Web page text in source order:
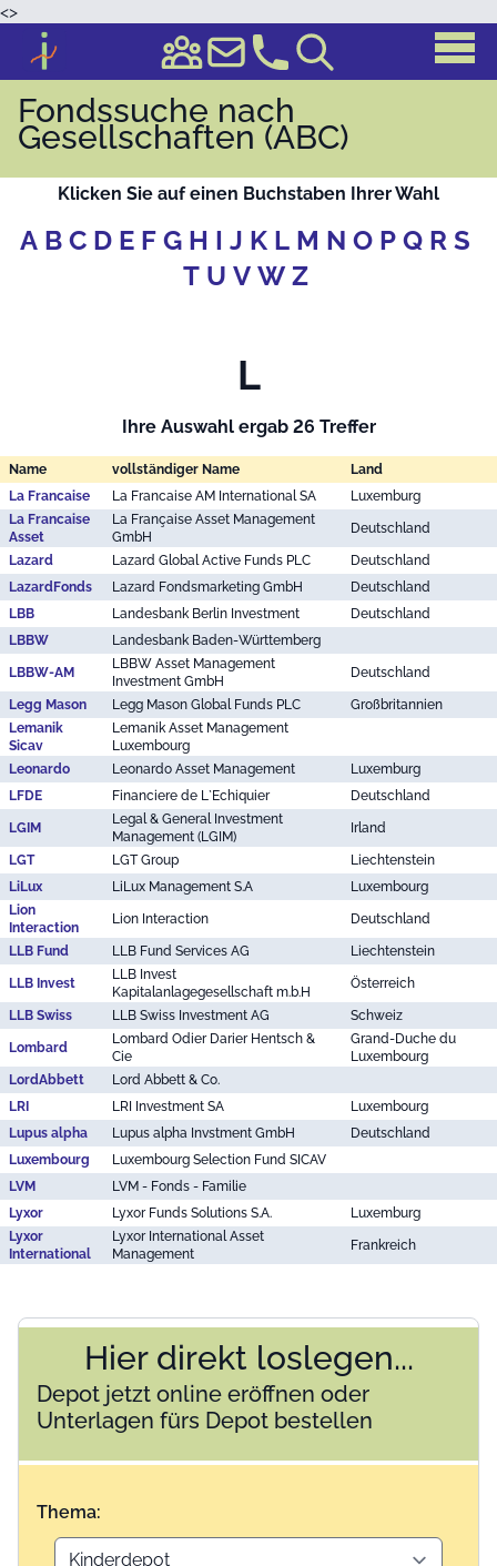
<>
Fondssuche nach
Gesellschaften (ABC)
Klicken Sie auf einen Buchstaben Ihrer Wahl
A B C D E F G H I J K L M N O P Q R S
T U V W Z
L
Ihre Auswahl ergab 26 Treffer
Name vollständiger Name
Land
La Francaise
La Francaise AM International SA
Luxemburg
La Francaise
Asset
La Française Asset Management
GmbH
Deutschland
Lazard Lazard Global Active Funds PLC
Deutschland
LazardFonds
Lazard Fondsmarketing GmbH
Deutschland
LBB
Landesbank Berlin Investment
Deutschland
LBBW
Landesbank Baden-Württemberg
LBBW-AM
LBBW Asset Management
Investment GmbH
Deutschland
Legg Mason Legg Mason Global Funds PLC
Großbritannien
Lemanik
Sicav
Lemanik Asset Management
Luxembourg
Leonardo
Leonardo Asset Management
Luxemburg
LFDE
Financiere de L`Echiquier Deutschland
LGIM
Legal & General Investment
Management (LGIM)
Irland
LGT LGT Group
Liechtenstein
LiLux
LiLux Management S.A
Luxembourg
Lion
Interaction
Lion Interaction Deutschland
LLB Fund LLB Fund Services AG Liechtenstein
LLB Invest
LLB Invest
Kapitalanlagegesellschaft m.b.H
Österreich
LLB Swiss LLB Swiss Investment AG Schweiz
Lombard
Lombard Odier Darier Hentsch &
Cie
Grand-Duche du
Luxembourg
LordAbbett
Lord Abbett & Co.
LRI
LRI Investment SA
Luxembourg
Lupus alpha
Lupus alpha Invstment GmbH
Deutschland
Luxembourg
Luxembourg Selection Fund SICAV
LVM
LVM - Fonds - Familie
Lyxor
Lyxor Funds Solutions S.A.
Luxemburg
Lyxor
International
Lyxor International Asset
Management
Frankreich
Hier direkt loslegen...
Depot jetzt online eröffnen oder
Unterlagen fürs Depot bestellen
Thema: